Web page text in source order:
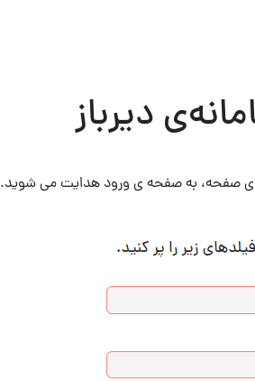
دیرباز
صفحه، به صفحه ی ورود هدایت می شوید.